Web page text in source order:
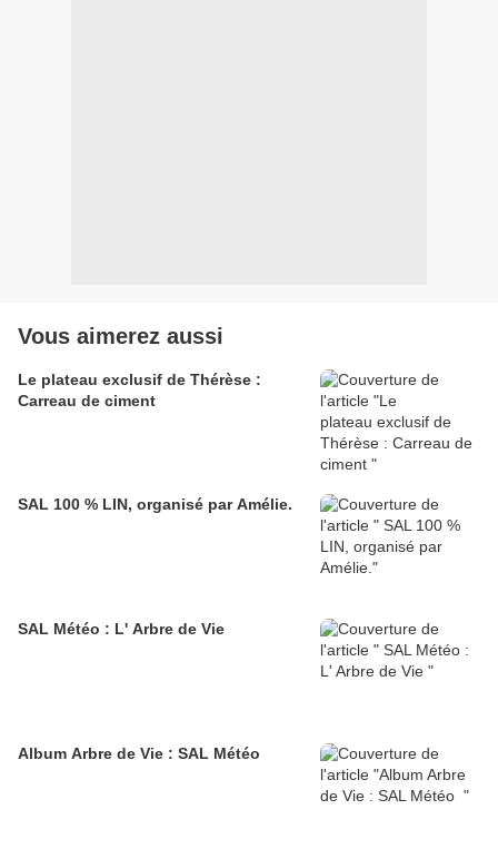
Vous aimerez aussi
Le plateau exclusif de Thérèse :
Carreau de ciment
SAL 100 % LIN, organisé par Amélie.
SAL Météo : L' Arbre de Vie
Album Arbre de Vie : SAL Météo